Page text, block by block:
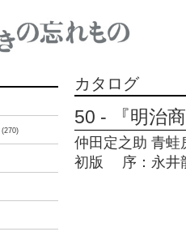
(270)
カタログ
50 - 『明治
仲田定之助 青蛙
初版 序：永井